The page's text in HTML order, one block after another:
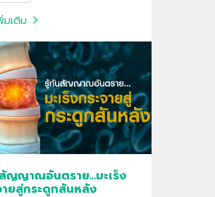
มเติม
ญญาณอันตราย...มะเร็ง
ายสู่กระดูกสันหลัง